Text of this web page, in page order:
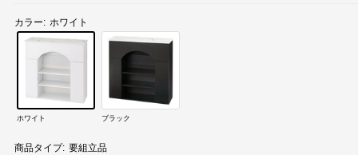
カラー: ホワイト
ホワイト ブラック
商品タイプ: 要組立品